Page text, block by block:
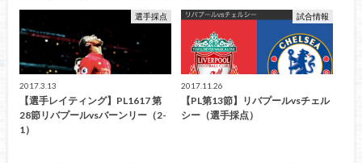
選手採点
2017.3.13
【選手レイティング】PL1617 第
28節リバプールvsバーンリー（2-
1）
試合情報
2017.11.26
【PL第13節】リバプールvsチェル
シー（選手採点）